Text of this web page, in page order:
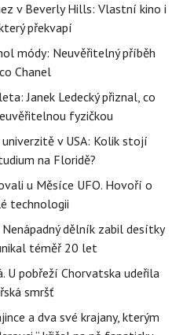
v Beverly Hills: Vlastní kino i
překvapí
módy: Neuvěřitelný příběh
Chanel
Janek Ledecký přiznal, co
fyzičkou
univerzitě v USA: Kolik stojí
na Floridě?
u Měsíce UFO. Hovoří o
technologii
dělník zabil desítky
téměř 20 let
U pobřeží Chorvatska udeřila
smršť
a dva své krajany, kterým